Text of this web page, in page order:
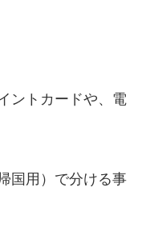
ントカードや、電
国用）で分ける事